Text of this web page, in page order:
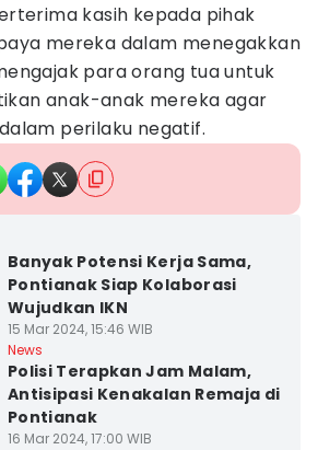
kasih kepada pihak
mereka dalam menegakkan
para orang tua untuk
anak-anak mereka agar
perilaku negatif.
Banyak Potensi Kerja Sama,
Pontianak Siap Kolaborasi
Wujudkan IKN
15 Mar 2024, 15:46 WIB
News
Polisi Terapkan Jam Malam,
Antisipasi Kenakalan Remaja di
Pontianak
16 Mar 2024, 17:00 WIB